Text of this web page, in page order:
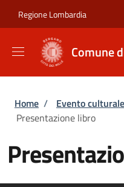
Regione Lombardia
Comune
Briciole di
Home / Evento culturale
Presentazione libro